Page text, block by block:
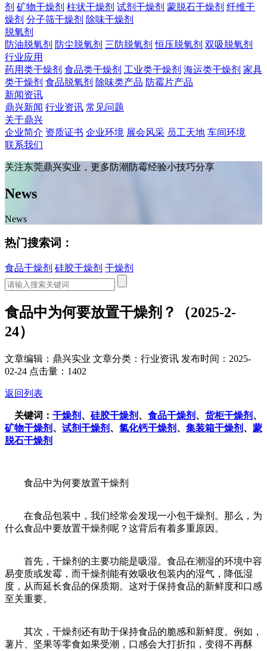
剂 矿物干燥剂 柱状干燥剂 试剂干燥剂 蒙脱石干燥剂 纤维干
燥剂 分子筛干燥剂 除味干燥剂
脱氧剂
防油脱氧剂 防尘脱氧剂 三防脱氧剂 恒压脱氧剂 双吸脱氧剂
行业应用
药用类干燥剂 食品类干燥剂 工业类干燥剂 海运类干燥剂 家具
类干燥剂 食品脱氧剂 除味类产品 防霉片产品
新闻资讯
鼎兴新闻 行业资讯 常见问题
关于鼎兴
企业简介 资质证书 企业环境 展会风采 员工天地 车间环境
联系我们
关注东莞鼎兴实业，更多防潮防霉经验小技巧分享
News
News
热门搜索词：
食品干燥剂 硅胶干燥剂 干燥剂
食品中为何要放置干燥剂？（2025-2-
24）
文章编辑：鼎兴实业 文章分类：行业资讯 发布时间：2025-
02-24 点击量：1402
返回列表
关键词： 干燥剂 、 硅胶干燥剂 、 食品干燥剂 、 货柜干燥剂 、
矿物干燥剂 、 试剂干燥剂 、 氯化钙干燥剂 、 集装箱干燥剂 、 蒙
脱石干燥剂
食品中为何要放置干燥剂
在食品包装中，我们经常会发现一小包干燥剂。那么，为
什么食品中要放置干燥剂呢？这背后有着多重原因。
首先，干燥剂的主要功能是吸湿。食品在潮湿的环境中容
易变质或发霉，而干燥剂能有效吸收包装内的湿气，降低湿
度，从而延长食品的保质期。这对于保持食品的新鲜度和口感
至关重要。
其次，干燥剂还有助于保持食品的脆感和新鲜度。例如，
薯片、坚果等零食如果受潮，口感会大打折扣，变得不再酥